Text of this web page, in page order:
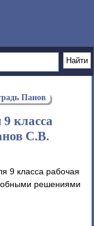
Панов
класса
С.В.
9 класса рабочая
решениями